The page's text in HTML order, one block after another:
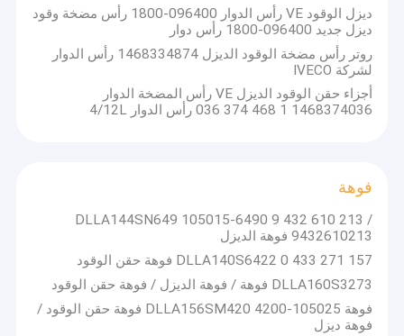
اتصل بنا
طلب اقتباس
أجزاء بوش
حاقن السكك الحديدية المشتركة دلفي
أجزاء دلفي
شاحن توربيني
ديزل الوقود VE رأس الدوار 096400-1800 رأس مضخة وقود
ديزل جديد 096400-1800 رأس دوار
روتر رأس مضخة الوقود الديزل 1468334874 رأس الدوار
لشركة IVECO
أجزاء حقن الوقود الديزل VE رأس المضخة الدوار
1468374036 1 468 374 036 رأس الدوار 4/12L
فوهة
DLLA144SN649 105015-6490 9 432 610 213 /
9432610213 فوهة الديزل
DLLA140S6422 0 433 271 157 فوهة حقن الوقود
DLLA160S3273 فوهة / فوهة الديزل / فوهة حقن الوقود
فوهة 105025-4200 DLLA156SM420 فوهة حقن الوقود /
فوهة ديزل